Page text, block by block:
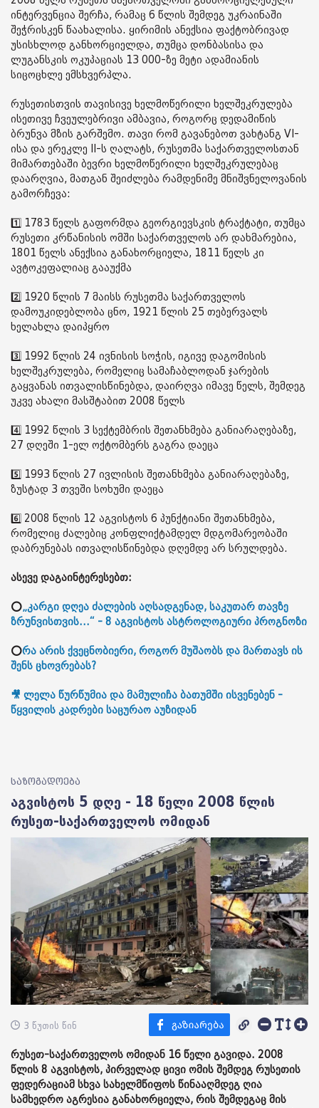
ინტერვენცია შერჩა, რამაც 6 წლის შემდეგ უკრაინაში
შეჭრისკენ წაახალისა. ყირიმის ანექსია ფაქტობრივად
უსისხლოდ განხორციელდა, თუმცა დონბასისა და
ლუგანსკის ოკუპაციას 13 000-ზე მეტი ადამიანის
სიცოცხლე ემსხვერპლა.
რუსეთისთვის თავისივე ხელმოწერილი ხელშეკრულება
ისეთივე ჩვეულებრივი ამბავია, როგორც დედამიწის
ბრუნვა მზის გარშემო. თავი რომ გავანებოთ ვახტანგ VI-
ისა და ერეკლე II-ს ღალატს, რუსეთმა საქართველოსთან
მიმართებაში ბევრი ხელმოწერილი ხელშეკრულებაც
დაარღვია, მათგან შეიძლება რამდენიმე მნიშვნელოვანის
გამორჩევა:
1️⃣ 1783 წელს გაფორმდა გეორგიევსკის ტრაქტატი, თუმცა
რუსეთი კრწანისის ომში საქართველოს არ დახმარებია,
1801 წელს ანექსია განახორციელა, 1811 წელს კი
ავტოკეფალიაც გააუქმა
2️⃣ 1920 წლის 7 მაისს რუსეთმა საქართველოს
დამოუკიდებლობა ცნო, 1921 წლის 25 თებერვალს
ხელახლა დაიპყრო
3️⃣ 1992 წლის 24 ივნისის სოჭის, იგივე დაგომისის
ხელშეკრულება, რომელიც სამაჩაბლოდან ჯარების
გაყვანას ითვალისწინებდა, დაირღვა იმავე წელს, შემდეგ
უკვე ახალი მასშტაბით 2008 წელს
4️⃣ 1992 წლის 3 სექტემბრის შეთანხმება განიარაღებაზე,
27 დღეში 1-ელ ოქტომბერს გაგრა დაეცა
5️⃣ 1993 წლის 27 ივლისის შეთანხმება განიარაღებაზე,
ზუსტად 3 თვეში სოხუმი დაეცა
6️⃣ 2008 წლის 12 აგვისტოს 6 პუნქტიანი შეთანხმება,
რომელიც ძალებიც კონფლიქტამდელ მდგომარეობაში
დაბრუნებას ითვალისწინებდა დღემდე არ სრულდება.
ასევე დაგაინტერესებთ:
⭕„კარგი დღეა ძალების აღსადგენად, საკუთარ თავზე
ზრუნვისთვის...“ - 8 აგვისტოს ასტროლოგიური პროგნოზი
⭕რა არის ქვეცნობიერი, როგორ მუშაობს და მართავს ის
შენს ცხოვრებას?
🎥 ლელა წურწუმია და მამულიჩა ბათუმში ისვენებენ -
წყვილის კადრები საცურაო აუზიდან
საზოგადოება
აგვისტოს 5 დღე - 18 წელი 2008 წლის
რუსეთ-საქართველოს ომიდან
3 წუთის წინ
რუსეთ-საქართველოს ომიდან 16 წელი გავიდა. 2008
წლის 8 აგვისტოს, პირველად ცივი ომის შემდეგ რუსეთის
ფედერაციამ სხვა სახელმწიფოს წინააღმდეგ ღია
სამხედრო აგრესია განახორციელა, რის შემდეგაც მის